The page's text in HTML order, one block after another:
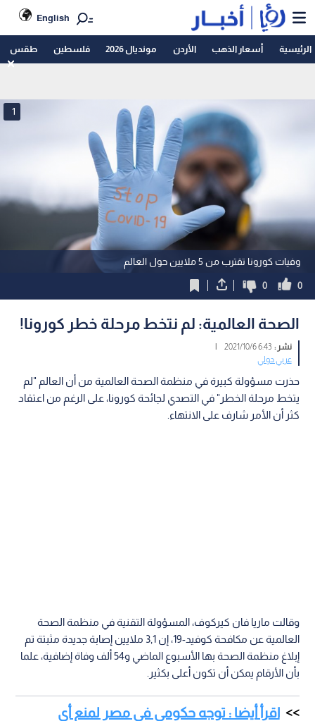
English
الرئيسية أسعار الذهب الأردن مونديال 2026 فلسطين طقس
وفيات كورونا تقترب من 5 ملايين حول العالم
1
0
0
الصحة العالمية: لم نتخط مرحلة خطر كورونا!
نشر :6:43 2021/10/6
|
عربي دولي
حذرت مسؤولة كبيرة في منظمة الصحة العالمية من أن العالم "لم
يتخط مرحلة الخطر" في التصدي لجائحة كورونا، على الرغم من اعتقاد
كثر أن الأمر شارف على الانتهاء.
وقالت ماريا فان كيركوف، المسؤولة التقنية في منظمة الصحة
العالمية عن مكافحة كوفيد-19، إن 3,1 ملايين إصابة جديدة مثبتة تم
إبلاغ منظمة الصحة بها الأسبوع الماضي و54 ألف وفاة إضافية، علما
بأن الأرقام يمكن أن تكون أعلى بكثير.
اقرأ أيضا : توجه حكومي في مصر لمنع أي